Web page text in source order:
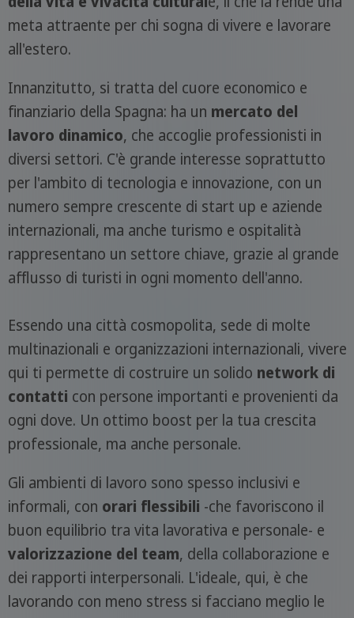
meta attraente per chi sogna di vivere e lavorare
all'estero.
Innanzitutto, si tratta del cuore economico e
finanziario della Spagna: ha un mercato del
lavoro dinamico, che accoglie professionisti in
diversi settori. C'è grande interesse soprattutto
per l'ambito di tecnologia e innovazione, con un
numero sempre crescente di start up e aziende
internazionali, ma anche turismo e ospitalità
rappresentano un settore chiave, grazie al grande
afflusso di turisti in ogni momento dell'anno.
Essendo una città cosmopolita, sede di molte
multinazionali e organizzazioni internazionali, vivere
qui ti permette di costruire un solido network di
contatti con persone importanti e provenienti da
ogni dove. Un ottimo boost per la tua crescita
professionale, ma anche personale.
Gli ambienti di lavoro sono spesso inclusivi e
informali, con orari flessibili -che favoriscono il
buon equilibrio tra vita lavorativa e personale- e
valorizzazione del team, della collaborazione e
dei rapporti interpersonali. L'ideale, qui, è che
lavorando con meno stress si facciano meglio le